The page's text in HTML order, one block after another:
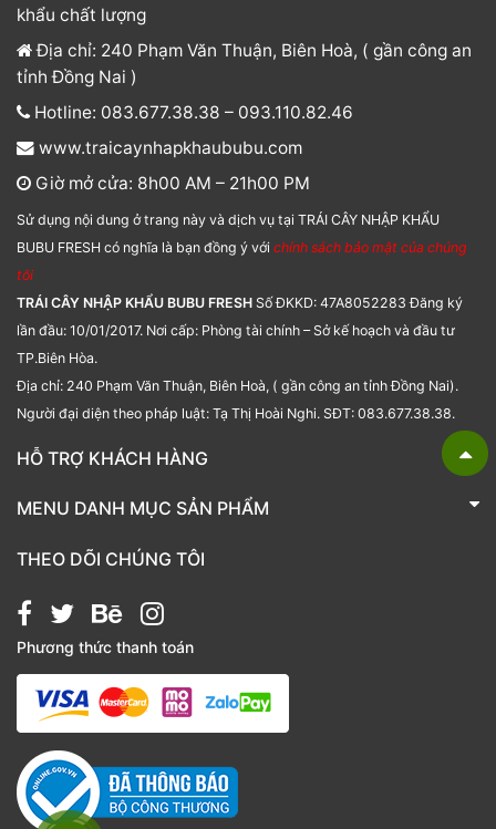
khẩu chất lượng
Địa chỉ: 240 Phạm Văn Thuận, Biên Hoà, ( gần công an
tỉnh Đồng Nai )
Hotline: 083.677.38.38 – 093.110.82.46
www.traicaynhapkhaububu.com
Giờ mở cửa: 8h00 AM – 21h00 PM
Sử dụng nội dung ở trang này và dịch vụ tại TRÁI CÂY NHẬP KHẨU
BUBU FRESH có nghĩa là bạn đồng ý với chính sách bảo mật của chúng
tôi
TRÁI CÂY NHẬP KHẨU BUBU FRESH Số ĐKKD: 47A8052283 Đăng ký
lần đầu: 10/01/2017. Nơi cấp: Phòng tài chính – Sở kế hoạch và đầu tư
TP.Biên Hòa.
Địa chỉ: 240 Phạm Văn Thuận, Biên Hoà, ( gần công an tỉnh Đồng Nai).
Người đại diện theo pháp luật: Tạ Thị Hoài Nghi. SĐT: 083.677.38.38.
HỖ TRỢ KHÁCH HÀNG
TRÁI CÂY NHẬP KHẨU BUBU FRESH
MENU DANH MỤC SẢN PHẨM
Bánh kẹo
Giỏ quà tặng
Hạt chia
Hạt dẻ cười
Hạt hạnh nhân
Hạt macca
Hạt óc chó
Kẹo
THEO DÕI CHÚNG TÔI
Phương thức thanh toán